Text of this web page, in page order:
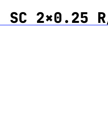
SC 2×0.25